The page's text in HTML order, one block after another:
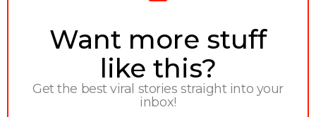
NEWSLETTER
Want more stuff
like this?
Get the best viral stories straight into your
inbox!